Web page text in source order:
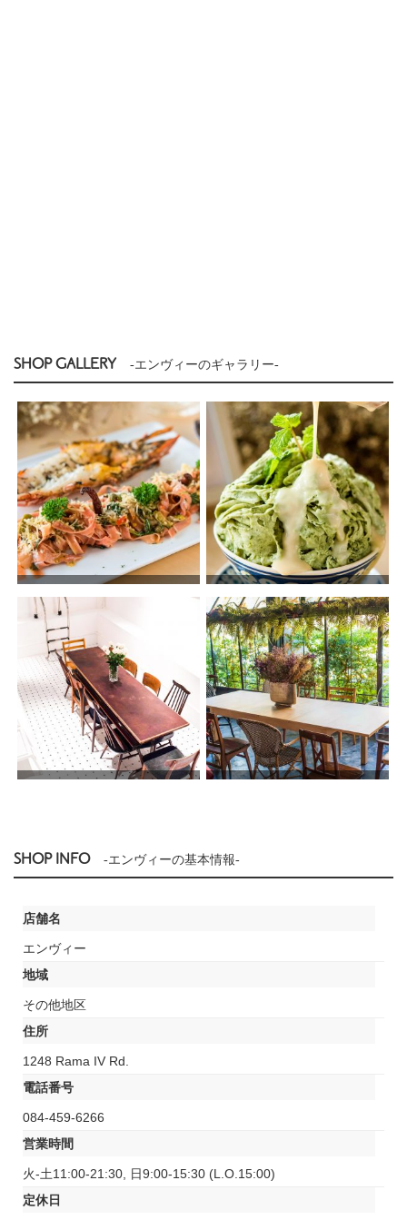
SHOP GALLERY -エンヴィーのギャラリー-
SHOP INFO -エンヴィーの基本情報-
店舗名
エンヴィー
地域
その他地区
住所
1248 Rama IV Rd.
電話番号
084-459-6266
営業時間
火-土11:00-21:30, 日9:00-15:30 (L.O.15:00)
定休日